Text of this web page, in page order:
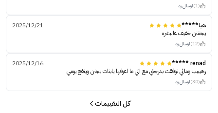
(1) ارسال رد
هيا*****
2025/12/21
يجنننن خفيف عالبشره
(12) ارسال رد
renad *****
2025/12/16
رهيببب ومائي توفقت بدرجتي مع اني ما اعرفها يابنات يجنن وينفع يومي
(30) ارسال رد
كل التقييمات